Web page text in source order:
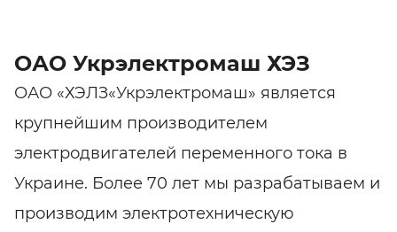
ОАО Укрэлектромаш ХЭЗ
ОАО «ХЭЛЗ«Укрэлектромаш» является
крупнейшим производителем
электродвигателей переменного тока в
Украине. Более 70 лет мы разрабатываем и
производим электротехническую